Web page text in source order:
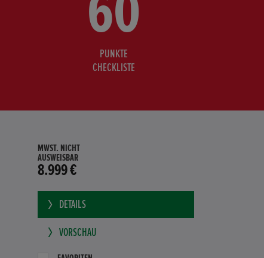
60
PUNKTE
CHECKLISTE
MWST. NICHT
AUSWEISBAR
8.999 €
DETAILS
VORSCHAU